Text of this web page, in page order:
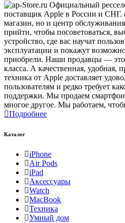
поставщик Apple в России и СНГ.
магазин, но и центр
прийти, чтобы посоветоваться,
устройство, где вас научат
эксплуатации и покажут
приобрели. Наши продавцы — это
класса. А качественная, удобная,
техника от Apple доставляет
пользователям и редко требует
поддержки. Мы продаем
многое другое. Мы работаем,
Подробнее
Каталог
iPhone
Air Pods
iPad
Аксессуары
Watch
MacBook
Техника
Умный дом